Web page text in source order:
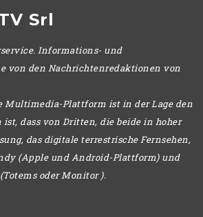
Srl
Informations- und
von den Nachrichtenredaktionen von
Multimedia-Plattform ist in der Lage den
dass von Dritten, die beide in hoher
das digitale terrestrische Fernsehen,
(Apple und Android-Plattform) und
oder Monitor ).